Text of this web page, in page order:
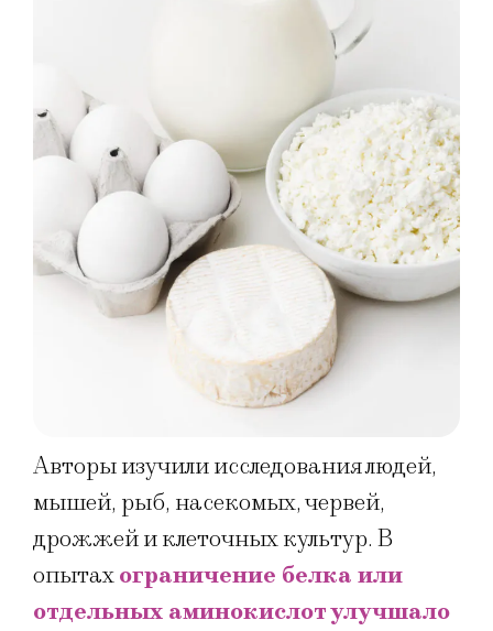
Авторы изучили исследования людей,
мышей, рыб, насекомых, червей,
дрожжей и клеточных культур. В
опытахограничение белка или
отдельных аминокислот улучшало